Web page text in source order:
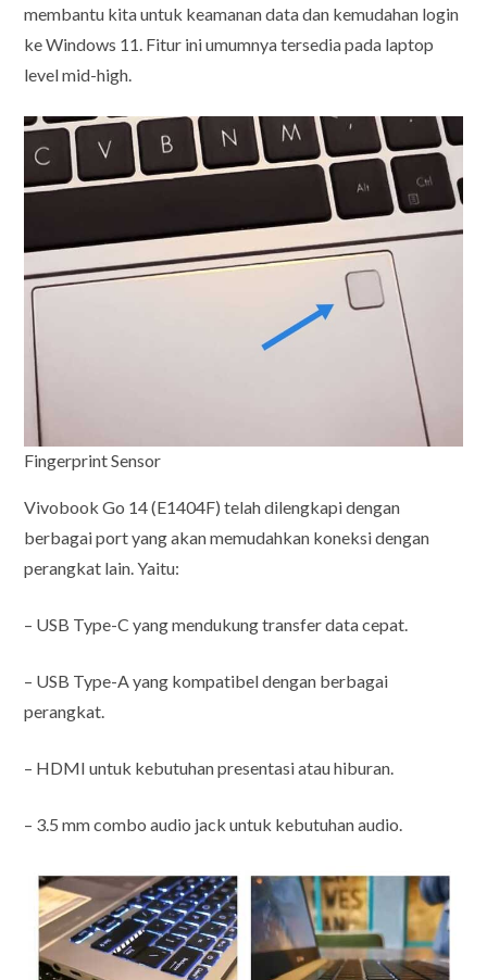
membantu kita untuk keamanan data dan kemudahan login
ke Windows 11. Fitur ini umumnya tersedia pada laptop
level mid-high.
Fingerprint Sensor
Vivobook Go 14 (E1404F) telah dilengkapi dengan
berbagai port yang akan memudahkan koneksi dengan
perangkat lain. Yaitu:
– USB Type-C yang mendukung transfer data cepat.
– USB Type-A yang kompatibel dengan berbagai
perangkat.
– HDMI untuk kebutuhan presentasi atau hiburan.
– 3.5 mm combo audio jack untuk kebutuhan audio.